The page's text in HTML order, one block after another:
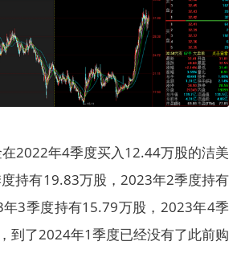
2022年4季度买入12.44万股的洁美
持有19.83万股，2023年2季度持有
3季度持有15.79万股，2023年4季
到了2024年1季度已经没有了此前购